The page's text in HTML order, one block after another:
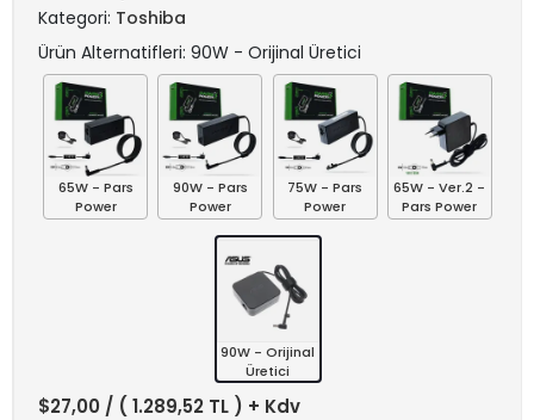
Kategori: Toshiba
Ürün Alternatifleri: 90W - Orijinal Üretici
65W - Pars
Power
90W - Pars
Power
75W - Pars
Power
65W - Ver.2 -
Pars Power
90W - Orijinal
Üretici
$27,00 / ( 1.289,52 TL ) + Kdv